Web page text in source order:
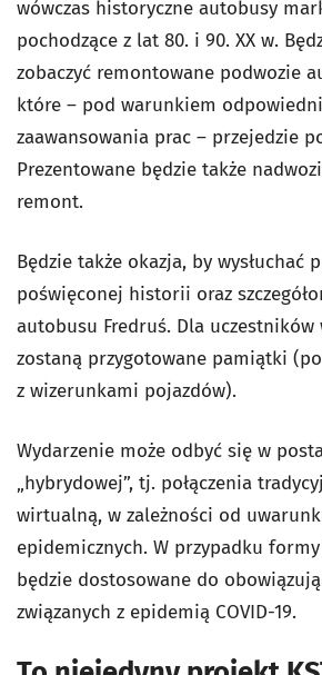
wówczas historyczne autobusy
pochodzące z lat 80. i 90. XX w.
zobaczyć remontowane podwozie
które – pod warunkiem
zaawansowania prac – przejedzie
Prezentowane będzie także
remont.
Będzie także okazja, by wysłuchać
poświęconej historii oraz
autobusu Fredruś. Dla uczestników
zostaną przygotowane pamiątki
z wizerunkami pojazdów).
Wydarzenie może odbyć się w
„hybrydowej”, tj. połączenia
wirtualną, w zależności od
epidemicznych. W przypadku
będzie dostosowane do
związanych z epidemią COVID-19.